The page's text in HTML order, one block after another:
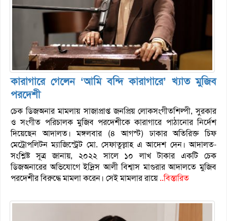
কারাগারে গেলেন ‘আমি বন্দি কারাগারে’ খ্যাত মুজিব
পরদেশী
চেক ডিজঅনার মামলায় সাজাপ্রাপ্ত জনপ্রিয় লোকসংগীতশিল্পী, সুরকার
ও সংগীত পরিচালক মুজিব পরদেশীকে কারাগারে পাঠানোর নির্দেশ
দিয়েছেন আদালত। মঙ্গলবার (৪ আগস্ট) ঢাকার অতিরিক্ত চিফ
মেট্রোপলিটন ম্যাজিস্ট্রেট মো. সেফাতুল্লাহ এ আদেশ দেন। আদালত-
সংশ্লিষ্ট সূত্র জানায়, ২০২২ সালে ১০ লাখ টাকার একটি চেক
ডিজঅনারের অভিযোগে ইদ্রিস আলী বিশ্বাস মাগুরার আদালতে মুজিব
পরদেশীর বিরুদ্ধে মামলা করেন। সেই মামলার রায়ে..বিস্তারিত